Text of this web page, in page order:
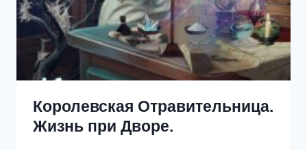
Королевская Отравительница.
Жизнь при Дворе.